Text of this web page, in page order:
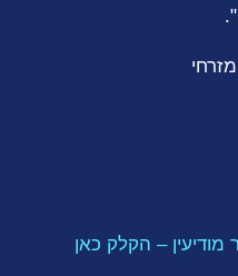
מודיעין – הקלק כאן